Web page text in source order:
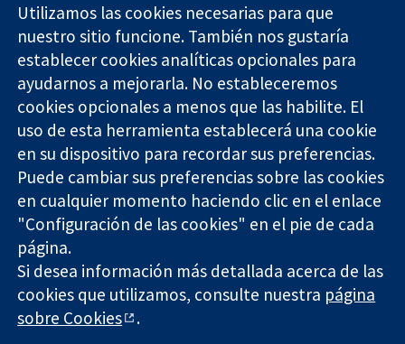
Evidencia fiable.
Decisiones
informadas.
Mejor salud.
11-13 Cavendish
Square
Londres
W1G 0AN
Reino Unido
Contacto
Noticias
Prensa
Sobre
nosotros
Empleo
Cochrane
Library
The Cochrane Collaboration is a charity (no. 1045921) and a
company limited by guarantee (no. 03044323) registered in
England & Wales. VAT registration number GB 718 2127 49.
Copyright © 2026 The Cochrane Collaboration
Utilizamos las cookies necesarias para que
nuestro sitio funcione. También nos gustaría
establecer cookies analíticas opcionales para
ayudarnos a mejorarla. No estableceremos
cookies opcionales a menos que las habilite. El
uso de esta herramienta establecerá una cookie
en su dispositivo para recordar sus preferencias.
Puede cambiar sus preferencias sobre las cookies
en cualquier momento haciendo clic en el enlace
"Configuración de las cookies" en el pie de cada
página.
Si desea información más detallada acerca de las
cookies que utilizamos, consulte nuestra página
sobre Cookies
.